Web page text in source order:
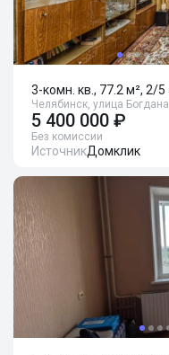
3-комн. кв., 77.2 м², 2/5
Челябинск, улица
5 400 000 ₽
Без комиссии
ИсточникДомклик